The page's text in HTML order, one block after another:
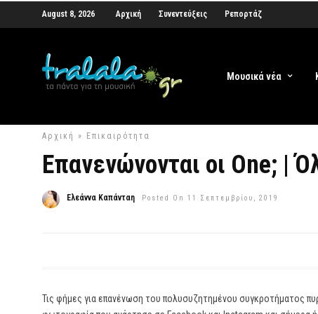
August 8, 2026 Αρχική Συνεντεύξεις Ρεπορτάζ
Μουσικά νέα
Αρχική » Επικαιρότητα
Επανενώνονται οι One; |
Ελεάννα Καπάνταη Posted On 11 Σεπτεμβρίου, 2019
Τις φήμες για επανένωση του πολυσυζητημένου συγκροτήματος